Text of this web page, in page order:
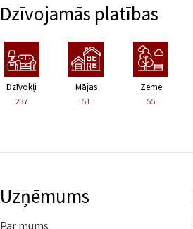
Dzīvojamās platības
Dzīvokļi
237
Mājas
51
Zeme
55
Uzņēmums
Par mums